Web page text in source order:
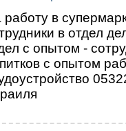
работу в
в отдел
с опытом -
с опытом